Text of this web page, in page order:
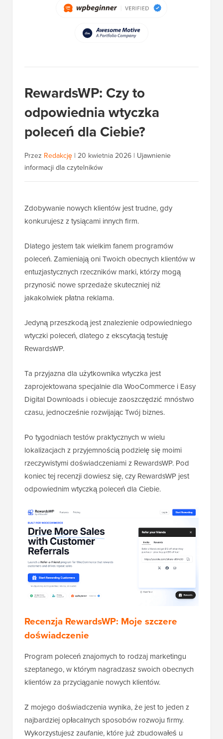
RewardsWP: Czy to
odpowiednia wtyczka
poleceń dla Ciebie?
Przez Redakcję | 20 kwietnia 2026 | Ujawnienie
informacji dla czytelników
Zdobywanie nowych klientów jest trudne, gdy
konkurujesz z tysiącami innych firm.
Dlatego jestem tak wielkim fanem programów
poleceń. Zamieniają oni Twoich obecnych klientów w
entuzjastycznych rzeczników marki, którzy mogą
przynosić nowe sprzedaże skuteczniej niż
jakakolwiek płatna reklama.
Jedyną przeszkodą jest znalezienie odpowiedniego
wtyczki poleceń, dlatego z ekscytacją testuję
RewardsWP.
Ta przyjazna dla użytkownika wtyczka jest
zaprojektowana specjalnie dla WooCommerce i Easy
Digital Downloads i obiecuje zaoszczędzić mnóstwo
czasu, jednocześnie rozwijając Twój biznes.
Po tygodniach testów praktycznych w wielu
lokalizacjach z przyjemnością podzielę się moimi
rzeczywistymi doświadczeniami z RewardsWP. Pod
koniec tej recenzji dowiesz się, czy RewardsWP jest
odpowiednim wtyczką poleceń dla Ciebie.
Recenzja RewardsWP: Moje szczere
doświadczenie
Program poleceń znajomych to rodzaj marketingu
szeptanego, w którym nagradzasz swoich obecnych
klientów za przyciąganie nowych klientów.
Z mojego doświadczenia wynika, że jest to jeden z
najbardziej opłacalnych sposobów rozwoju firmy.
Wykorzystujesz zaufanie, które już zbudowałeś u